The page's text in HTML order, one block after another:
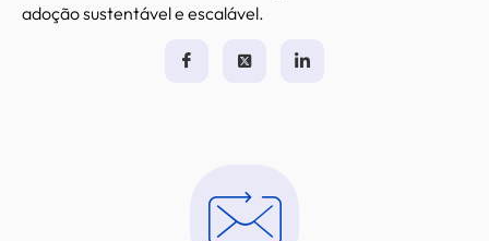
adoção sustentável e escalável.